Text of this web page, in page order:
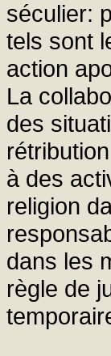
séculier:
tels sont
action
La
des
à des
religion
dans les
règle de